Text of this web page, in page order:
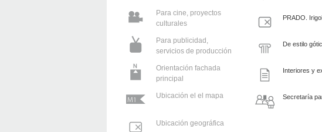
Para cine, proyectos
culturales
Para publicidad,
servicios de producción
Orientación fachada
principal
Ubicación el el mapa
Ubicación geográfica
PRADO.
De estilo
Interiores y
Secretaría